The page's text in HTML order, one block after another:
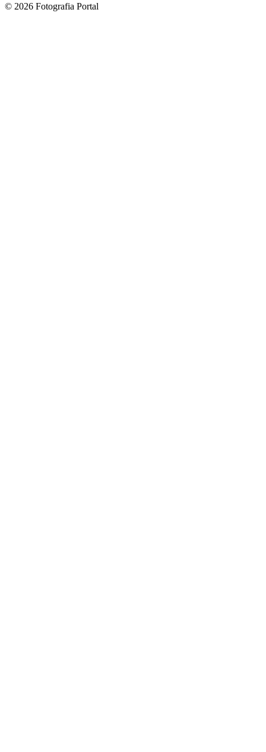
© 2026 Fotografia Portal